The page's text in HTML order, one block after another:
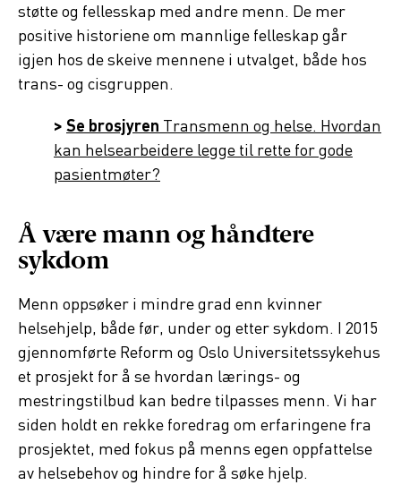
støtte og fellesskap med andre menn. De mer
positive historiene om mannlige felleskap går
igjen hos de skeive mennene i utvalget, både hos
trans- og cisgruppen.
>Se brosjyrenTransmenn og helse. Hvordan
kan helsearbeidere legge til rette for gode
pasientmøter?
Å være mann og håndtere
sykdom
Menn oppsøker i mindre grad enn kvinner
helsehjelp, både før, under og etter sykdom. I 2015
gjennomførte Reform og Oslo Universitetssykehus
et prosjekt for å se hvordan lærings- og
mestringstilbud kan bedre tilpasses menn. Vi har
siden holdt en rekke foredrag om erfaringene fra
prosjektet, med fokus på menns egen oppfattelse
av helsebehov og hindre for å søke hjelp.